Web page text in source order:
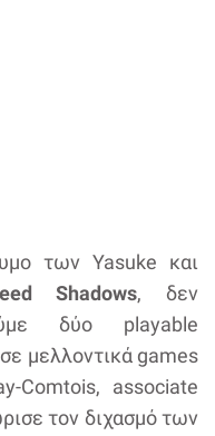
των Yasuke και
Shadows, δεν
δύο playable
μελλοντικά games
Comtois, associate
τον διχασμό των